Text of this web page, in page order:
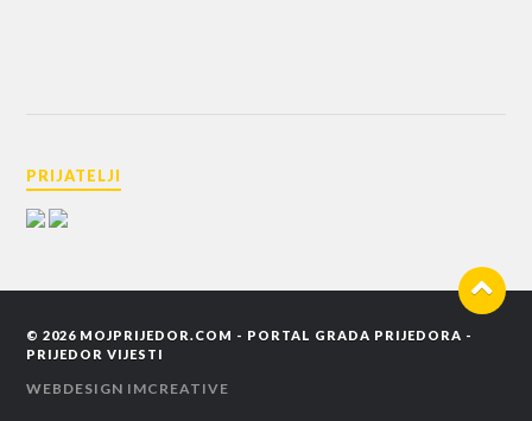
PRIJATELJI
© 2026 MOJPRIJEDOR.COM - PORTAL GRADA PRIJEDORA -
PRIJEDOR VIJESTI
WEBDESIGN IMCREATIVE